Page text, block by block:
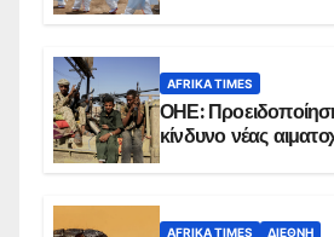
AFRIKA TIMES
ΟΗΕ:
κίνδυνο νέας
AFRIKA TIMES ΔΙΕΘΝΉ